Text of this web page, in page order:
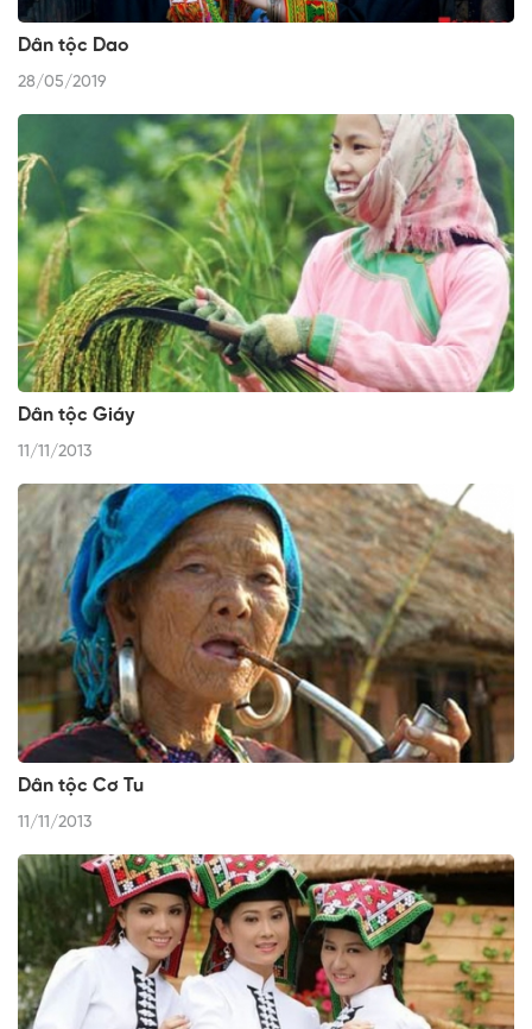
Dân tộc Dao
28/05/2019
Dân tộc Giáy
11/11/2013
Dân tộc Cơ Tu
11/11/2013